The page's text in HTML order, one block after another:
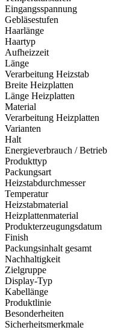
Eingangsspannung
Gebläsestufen
Haarlänge
Haartyp
Aufheizzeit
Länge
Verarbeitung Heizstab
Breite Heizplatten
Länge Heizplatten
Material
Verarbeitung Heizplatten
Varianten
Halt
Energieverbrauch / Betrieb
Produkttyp
Packungsart
Heizstabdurchmesser
Temperatur
Heizstabmaterial
Heizplattenmaterial
Produkterzeugungsdatum
Finish
Packungsinhalt gesamt
Nachhaltigkeit
Zielgruppe
Display-Typ
Kabellänge
Produktlinie
Besonderheiten
Sicherheitsmerkmale